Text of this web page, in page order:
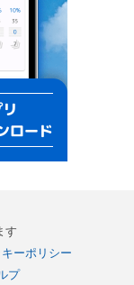
す
ーポリシー
プ